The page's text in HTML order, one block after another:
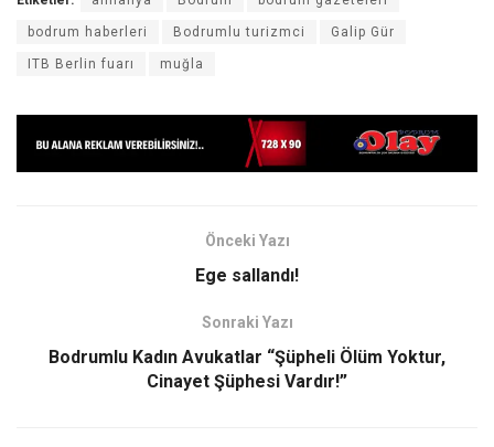
bodrum haberleri Bodrumlu turizmci Galip Gür
ITB Berlin fuarı muğla
Önceki Yazı
Ege sallandı!
Sonraki Yazı
Bodrumlu Kadın Avukatlar “Şüpheli Ölüm Yoktur,
Cinayet Şüphesi Vardır!”